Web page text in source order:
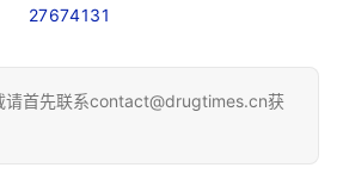
27674131
请首先联系contact@drugtimes.cn获